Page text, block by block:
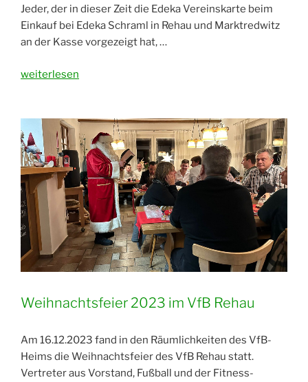
Jeder, der in dieser Zeit die Edeka Vereinskarte beim
Einkauf bei Edeka Schraml in Rehau und Marktredwitz
an der Kasse vorgezeigt hat, …
„Spende
den
VfB
Rehau“
weiterlesen
Weihnachtsfeier 2023 im VfB Rehau
Am 16.12.2023 fand in den Räumlichkeiten des VfB-
Heims die Weihnachtsfeier des VfB Rehau statt.
Vertreter aus Vorstand, Fußball und der Fitness-